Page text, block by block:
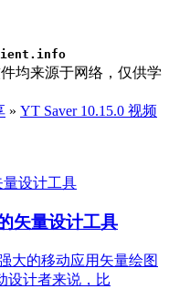
均来源于网络，仅供学
» YT Saver 10.15.0 视频
矢量设计工具
大的移动应用矢量绘图
设计者来说，比